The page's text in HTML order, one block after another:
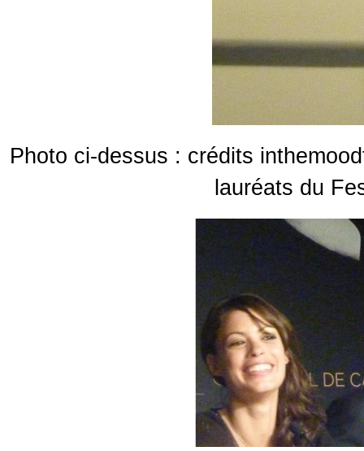
Photo ci-dessus : crédits
lauréats du